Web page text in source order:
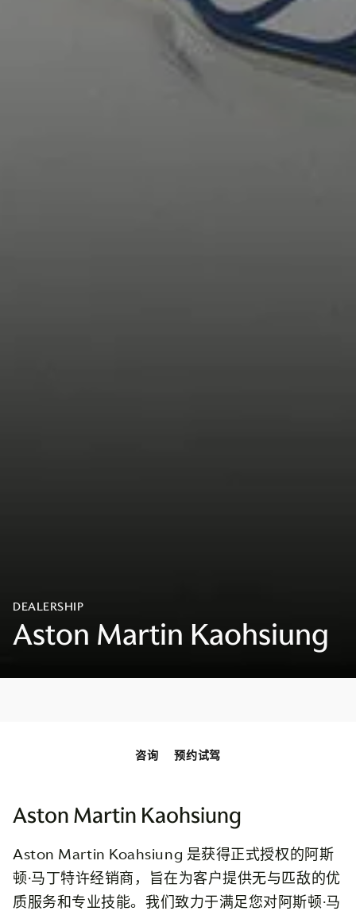
咨询 预约试驾
Aston Martin Kaohsiung
Aston Martin Koahsiung 是获得正式授权的阿斯
顿·马丁特许经销商，旨在为客户提供无与匹敌的优
质服务和专业技能。我们致力于满足您对阿斯顿·马